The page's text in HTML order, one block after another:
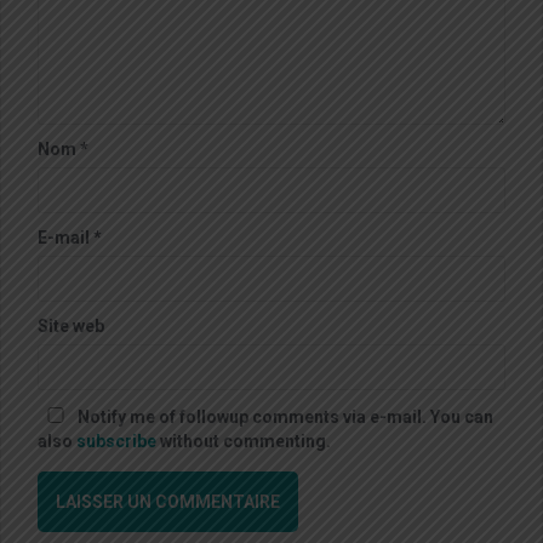
Nom *
E-mail *
Site web
Notify me of followup comments via e-mail. You can
also subscribewithout commenting.